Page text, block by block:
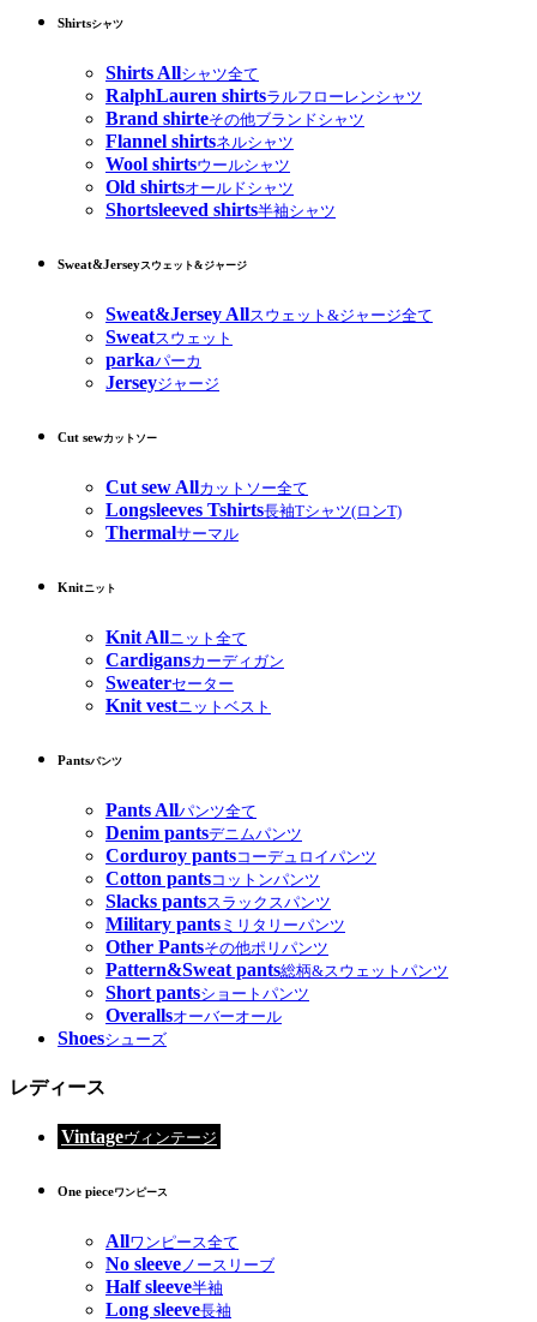
Shirtsシャツ
Shirts Allシャツ全て
RalphLauren shirtsラルフローレンシャツ
Brand shirteその他ブランドシャツ
Flannel shirtsネルシャツ
Wool shirtsウールシャツ
Old shirtsオールドシャツ
Shortsleeved shirts半袖シャツ
Sweat&Jerseyスウェット&ジャージ
Sweat&Jersey Allスウェット&ジャージ全て
Sweatスウェット
parkaパーカ
Jerseyジャージ
Cut sewカットソー
Cut sew Allカットソー全て
Longsleeves Tshirts長袖Tシャツ(ロンT)
Thermalサーマル
Knitニット
Knit Allニット全て
Cardigansカーディガン
Sweaterセーター
Knit vestニットベスト
Pantsパンツ
Pants Allパンツ全て
Denim pantsデニムパンツ
Corduroy pantsコーデュロイパンツ
Cotton pantsコットンパンツ
Slacks pantsスラックスパンツ
Military pants ミリタリーパンツ
Other Pantsその他ポリパンツ
Pattern&Sweat pants総柄&スウェットパンツ
Short pantsショートパンツ
Overallsオーバーオール
Shoesシューズ
レディース
Vintageヴィンテージ
One pieceワンピース
Allワンピース全て
No sleeveノースリーブ
Half sleeve半袖
Long sleeve長袖